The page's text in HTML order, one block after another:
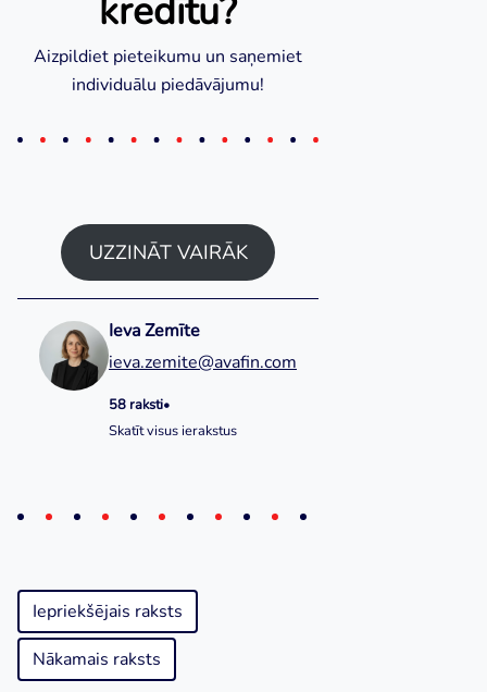
kredītu?
Aizpildiet pieteikumu un saņemiet
individuālu piedāvājumu!
UZZINĀT VAIRĀK
Ieva Zemīte
ieva.zemite@avafin.com
58 raksti•
Skatīt visus ierakstus
Iepriekšējais raksts
Nākamais raksts